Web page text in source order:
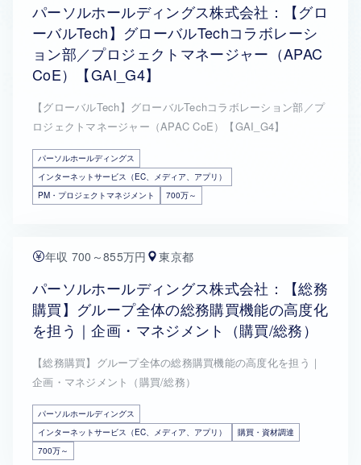
パーソルホールディングス株式会社：【グロ
ーバルTech】グローバルTechコラボレーシ
ョン部／プロジェクトマネージャー（APAC
CoE）【GAI_G4】
【グローバルTech】グローバルTechコラボレーション部／プ
ロジェクトマネージャー（APAC CoE）【GAI_G4】
パーソルホールディングス
インターネットサービス（EC、メディア、アプリ）
PM・プロジェクトマネジメント
700万～
年収 700～855万円 東京都
パーソルホールディングス株式会社：【総務
購買】グループ全体の総務購買機能の高度化
を担う｜企画・マネジメント（購買/総務）
【総務購買】グループ全体の総務購買機能の高度化を担う｜
企画・マネジメント（購買/総務）
パーソルホールディングス
インターネットサービス（EC、メディア、アプリ）
購買・資材調達
700万～